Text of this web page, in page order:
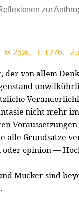
zur
M 252c. E I 276. Zu
der von allem
nicht mehr
alle Grundsatze
oder opinion —
Mucker sind